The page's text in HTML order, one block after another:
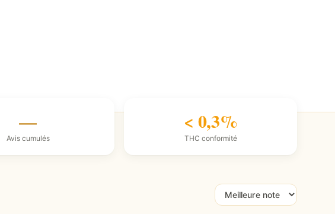
—
Avis cumulés
< 0,3%
THC conformité